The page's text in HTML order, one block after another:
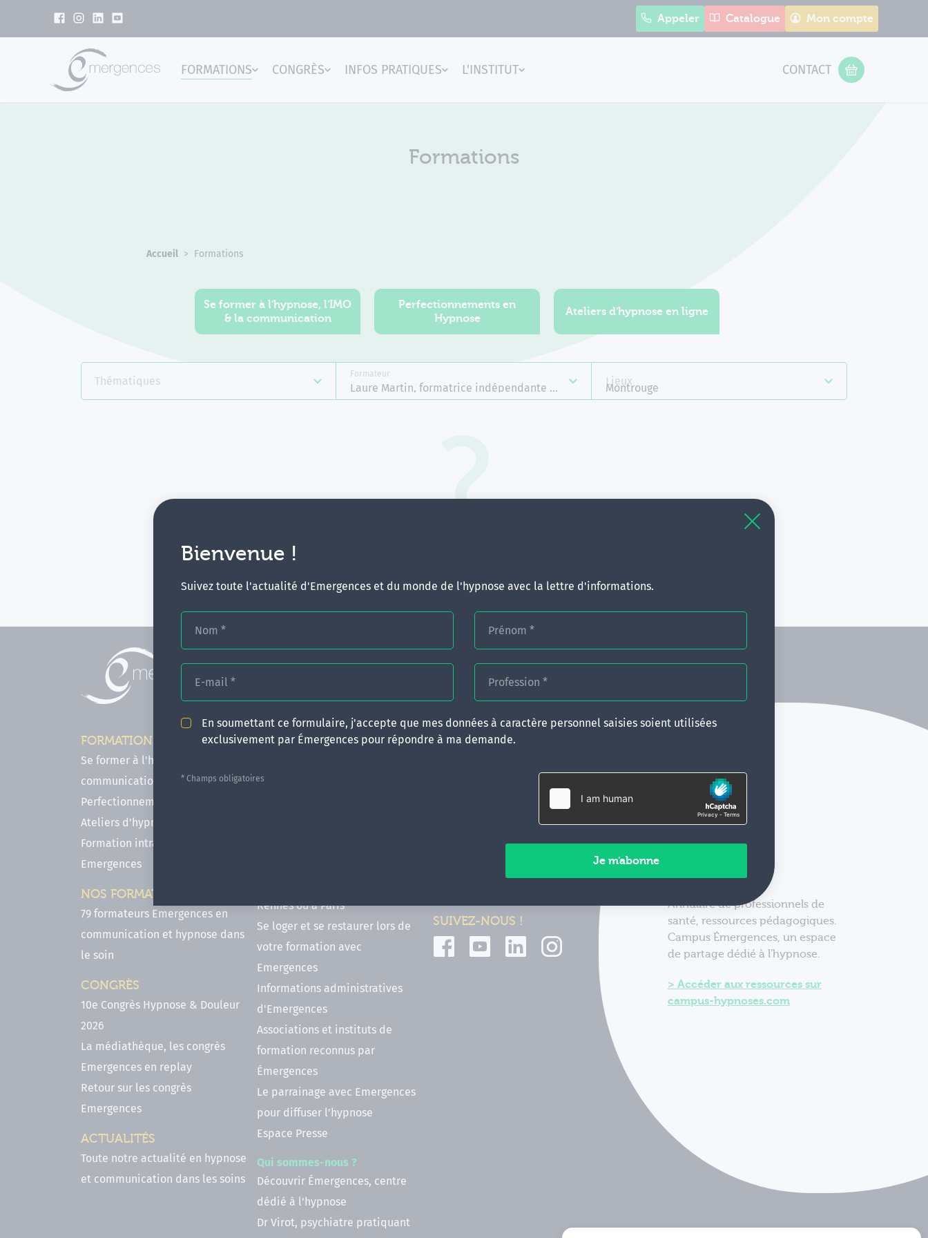
Bienvenue !
Suivez toute l'actualité d'Emergences et du monde de l'hypnose avec la lettre d'informations.
Nom * Prénom *
E-mail * Profession *
En soumettant ce formulaire, j'accepte que mes données à caractère personnel saisies soient utilisées
exclusivement par Émergences pour répondre à ma demande.
* Champs obligatoires
Appeler Catalogue Mon compte
Emergences
FORMATIONS CONGRÈS INFOS PRATIQUES L'INSTITUT CONTACT
VOTRE PANIER
Formations
Accueil Formations
Se former à l'hypnose, l'IMO
& la communication
Perfectionnements en
Hypnose
Ateliers d'hypnose en ligne
Thématiques
Formateur
Laure Martin, formatrice indépendante Emergences
Lieux
Montrouge
Aucune formation ne correspond à
FORMATIONS
Se former à l'hypnose, l'IMO & la
communication
Perfectionnements en Hypnose
Ateliers d'hypnose en ligne
Formation intra-établissement
Emergences
NOS FORMATEURS
79 formateurs Emergences en
communication et hypnose dans
le soin
CONGRÈS
10e Congrès Hypnose & Douleur
2026
La médiathèque, les congrès
Emergences en replay
Retour sur les congrès
Emergences
ACTUALITÉS
Toute notre actualité en hypnose
et communication dans les soins
INFOS PRATIQUES
en hypnose (FIF PL, CPF, DPC)
Rennes ou à Paris
Se loger et se restaurer lors de
votre formation avec
Emergences
Informations administratives
d'Emergences
Associations et instituts de
formation reconnus par
Émergences
Le parrainage avec Emergences
pour diffuser l'hypnose
Espace Presse
Qui sommes-nous ?
Découvrir Émergences, centre
dédié à l'hypnose
Dr Virot, psychiatre pratiquant
CONTACT
SUIVEZ-NOUS !
Annuaire de professionnels de
santé, ressources pédagogiques.
Campus Émergences, un espace
de partage dédié à l'hypnose.
Accéder aux ressources sur
campus-hypnoses.com